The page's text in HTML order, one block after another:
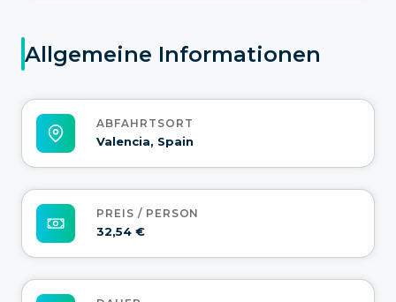
Allgemeine Informationen
ABFAHRTSORT
Valencia, Spain
PREIS / PERSON
32,54 €